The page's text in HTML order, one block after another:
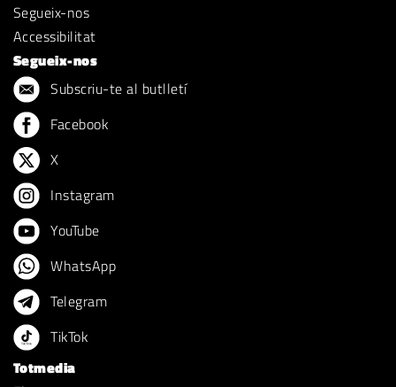
Segueix-nos
Accessibilitat
Segueix-nos
Subscriu-te al butlletí
Facebook
X
Instagram
YouTube
WhatsApp
Telegram
TikTok
Totmedia